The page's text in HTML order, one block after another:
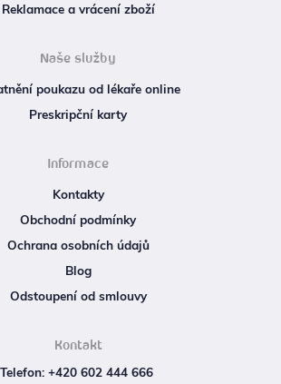
Reklamace a vrácení zboží
Naše služby
poukazu od lékaře online
Preskripční karty
Informace
Kontakty
Obchodní podmínky
Ochrana osobních údajů
Blog
Odstoupení od smlouvy
Kontakt
Telefon: +420 602 444 666